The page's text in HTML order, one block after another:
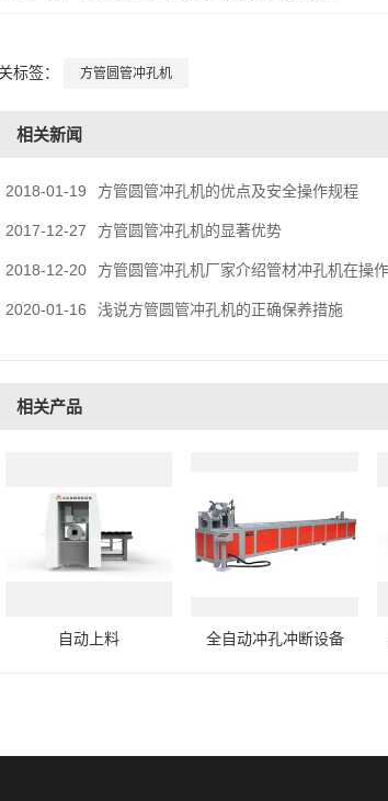
标签： 方管圆管冲孔机
相关新闻
2018-01-19 方管圆管冲孔机的优点及安全操作规程
2017-12-27 方管圆管冲孔机的显著优势
2018-12-20 方管圆管冲孔机厂家介绍管材冲孔机在操作时需要注意的几个
2020-01-16 浅说方管圆管冲孔机的正确保养措施
相关产品
自动上料 全自动冲孔冲断设备